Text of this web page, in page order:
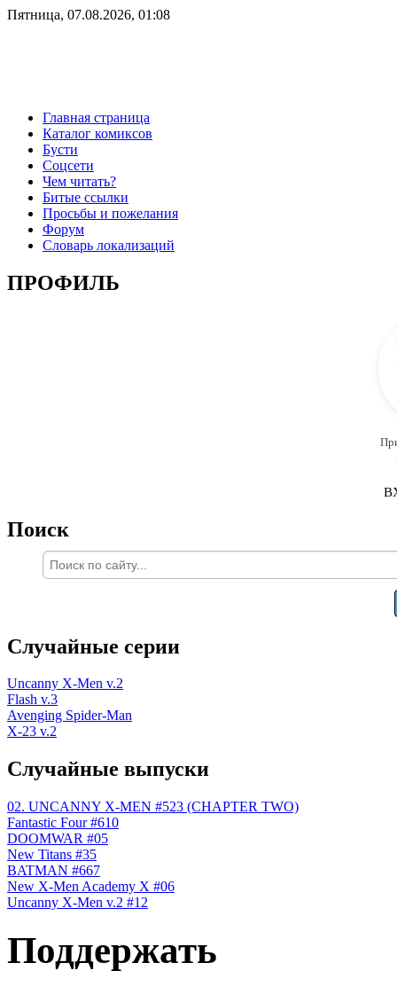
Пятница, 07.08.2026, 01:08
Главная страница
Каталог комиксов
Бусти
Соцсети
Чем читать?
Битые ссылки
Просьбы и пожелания
Форум
Словарь локализаций
ПРОФИЛЬ
Поиск
Случайные серии
Uncanny X-Men v.2
Flash v.3
Avenging Spider-Man
X-23 v.2
Случайные выпуски
02. UNCANNY X-MEN #523 (CHAPTER TWO)
Fantastic Four #610
DOOMWAR #05
New Titans #35
BATMAN #667
New X-Men Academy X #06
Uncanny X-Men v.2 #12
Поддержать